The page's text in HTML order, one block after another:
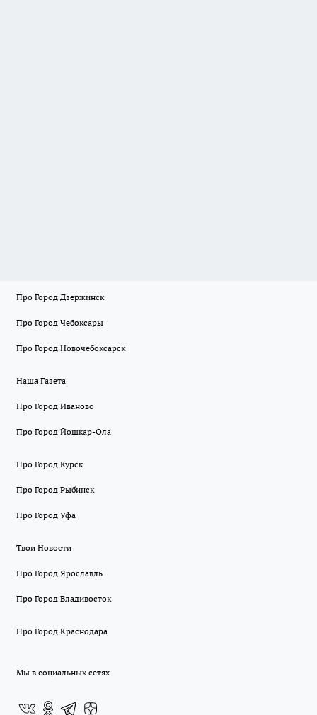
Про Город Дзержинск
Про Город Чебоксары
Про Город Новочебоксарск
Наша Газета
Про Город Иваново
Про Город Йошкар-Ола
Про Город Курск
Про Город Рыбинск
Про Город Уфа
Твои Новости
Про Город Ярославль
Про Город Владивосток
Про Город Краснодара
Мы в социальных сетях